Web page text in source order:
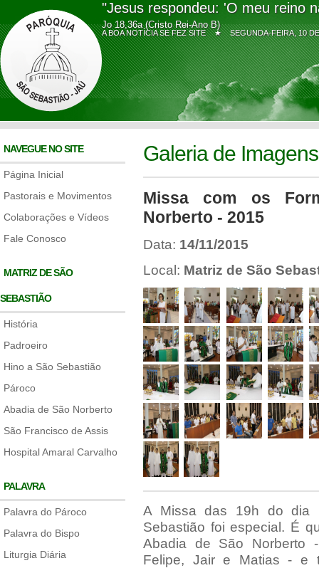
"Jesus respondeu: 'O meu reino
Jo 18,36a (Cristo Rei-Ano B)
A BOA NOTÍCIA SE FEZ SITE ★SEGUNDA-FEIRA, 10
NAVEGUE NO SITE
Página Inicial
Pastorais e Movimentos
Colaborações e Vídeos
Fale Conosco
MATRIZ DE SÃO
SEBASTIÃO
História
Padroeiro
Hino a São Sebastião
Pároco
Abadia de São Norberto
São Francisco de Assis
Hospital Amaral Carvalho
PALAVRA
Palavra do Pároco
Palavra do Bispo
Liturgia Diária
Galeria de Imagens
Missa com os
Norberto - 2015
Data: 14/11/2015
Local: Matriz de São
A Missa das 19h do dia
Sebastião foi especial. É
Abadia de São Norberto
Felipe, Jair e Matias - e